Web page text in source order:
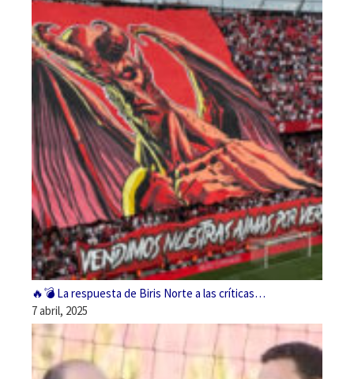
🔥💣 La respuesta de Biris Norte a las críticas…
7 abril, 2025